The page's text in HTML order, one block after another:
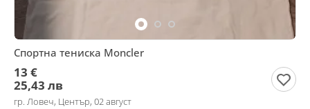
Спортна тениска Moncler
13 €
25,43 лв
гр. Ловеч, Център, 02 август